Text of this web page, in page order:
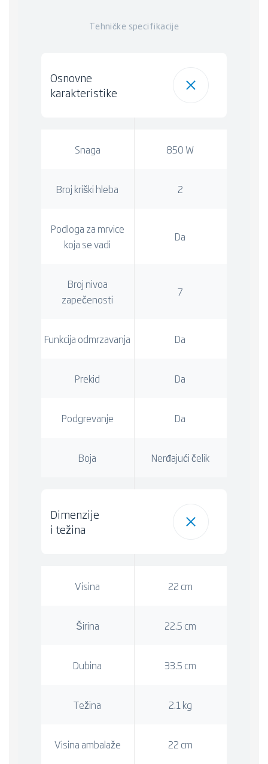
Tehničke specifikacije
Osnovne
karakteristike
Snaga 850 W
Broj kriški hleba 2
Podloga za mrvice
koja se vadi
Da
Broj nivoa
zapečenosti
7
Funkcija odmrzavanja Da
Prekid Da
Podgrevanje Da
Boja Nerđajući čelik
Dimenzije
i težina
Visina 22 cm
Širina 22.5 cm
Dubina 33.5 cm
Težina 2.1 kg
Visina ambalaže 22 cm